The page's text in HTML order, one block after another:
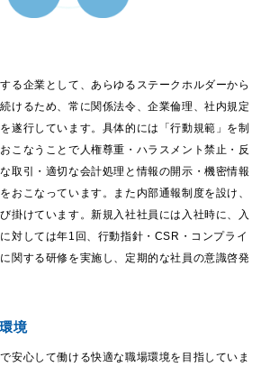
trending_flat
trending_flat
trending_flat
trending_flat
ライン
る企業として、あらゆるステークホルダーから
けるため、常に関係法令、企業倫理、社内規定
遂行しています。具体的には「行動規範」を制
こなうことで人権尊重・ハラスメント禁止・反
取引・適切な会計処理と情報の開示・機密情報
おこなっています。また内部通報制度を設け、
掛けています。新規入社社員には入社時に、入
対しては年1回、行動指針・CSR・コンプライ
関する研修を実施し、定期的な社員の意識啓発
境
安心して働ける快適な職場環境を目指していま